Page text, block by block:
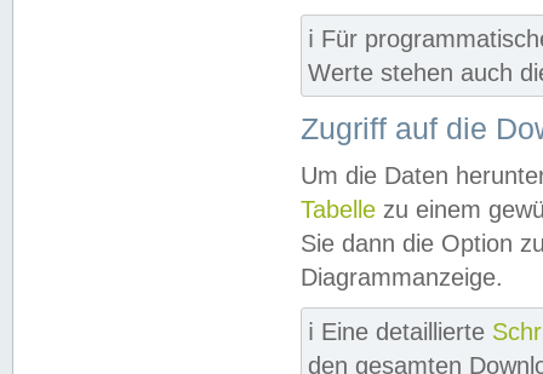
ℹ️ Für
Werte stehen auch
Zugriff auf die
Um die Daten
Tabelle zu einem
Sie dann die Option
Diagrammanzeige.
ℹ️ Eine detaillierte
den gesamten